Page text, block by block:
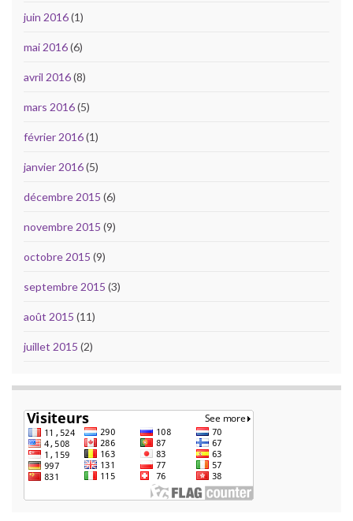
juin 2016(1)
mai 2016(6)
avril 2016(8)
mars 2016(5)
février 2016(1)
janvier 2016(5)
décembre 2015 (6)
novembre 2015 (9)
octobre 2015 (9)
septembre 2015 (3)
août 2015 (11)
juillet 2015 (2)